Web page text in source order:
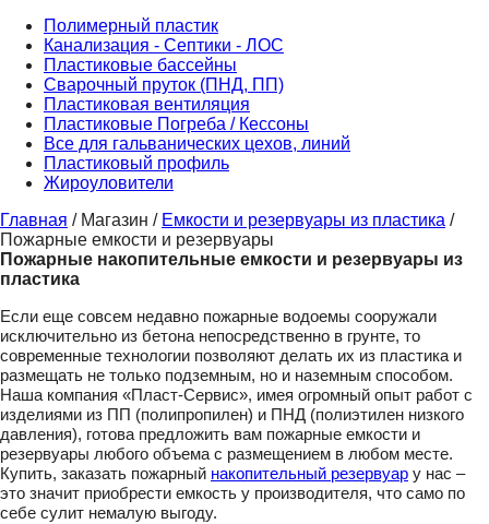
Полимерный пластик
Канализация - Септики - ЛОС
Пластиковые бассейны
Сварочный пруток (ПНД, ПП)
Пластиковая вентиляция
Пластиковые Погреба / Кессоны
Все для гальванических цехов, линий
Пластиковый профиль
Жироуловители
Главная / Магазин / Емкости и резервуары из пластика /
Пожарные емкости и резервуары
Пожарные накопительные емкости и резервуары из
пластика
Если еще совсем недавно пожарные водоемы сооружали
исключительно из бетона непосредственно в грунте, то
современные технологии позволяют делать их из пластика и
размещать не только подземным, но и наземным способом.
Наша компания «Пласт-Сервис», имея огромный опыт работ с
изделиями из ПП (полипропилен) и ПНД (полиэтилен низкого
давления), готова предложить вам пожарные емкости и
резервуары любого объема с размещением в любом месте.
Купить, заказать пожарный накопительный резервуар у нас –
это значит приобрести емкость у производителя, что само по
себе сулит немалую выгоду.